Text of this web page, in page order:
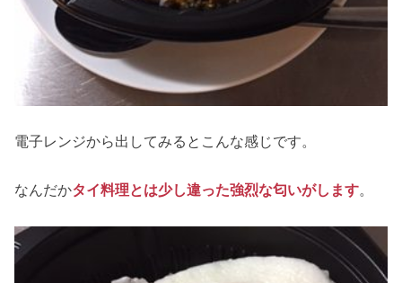
電子レンジから出してみるとこんな感じです。
なんだかタイ料理とは少し違った強烈な匂いがします。